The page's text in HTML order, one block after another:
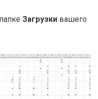
Загрузки вашего